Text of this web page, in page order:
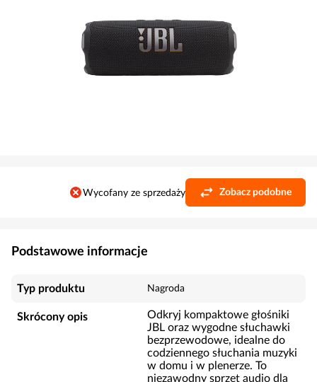
Wycofany ze sprzedaży Zobacz podobne
Podstawowe informacje
Typ produktu Nagroda
Skrócony opis
Odkryj kompaktowe głośniki
JBL oraz wygodne słuchawki
bezprzewodowe, idealne do
codziennego słuchania muzyki
w domu i w plenerze. To
niezawodny sprzęt audio dla